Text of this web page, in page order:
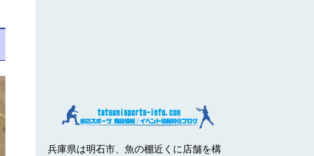
兵庫県は明石市、魚の棚近くに店舗を構